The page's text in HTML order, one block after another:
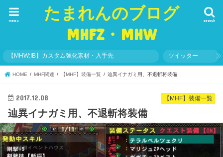
たまれんのブログ
MHFZ・MHW
search
menu
【MHW:IB】カスタム強化素材・入手先 ツイッター
HOME MHF関連 【MHF】装備一覧 辿異イナガミ用、不退斬将装備
【MHF】装備一覧
2017.12.08
辿異イナガミ用、不退斬将装備